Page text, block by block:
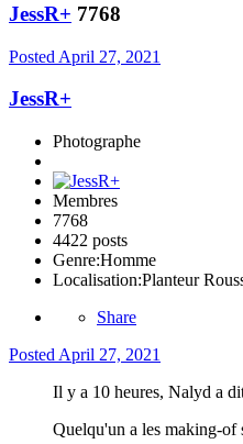
JessR+ 7768
Posted April 27, 2021
JessR+
Photographe
Membres
7768
4422 posts
Genre:Homme
Localisation:Planteur
Share
Posted April 27, 2021
Il y a 10 heures, Nalyd a
Quelqu'un a les making-of